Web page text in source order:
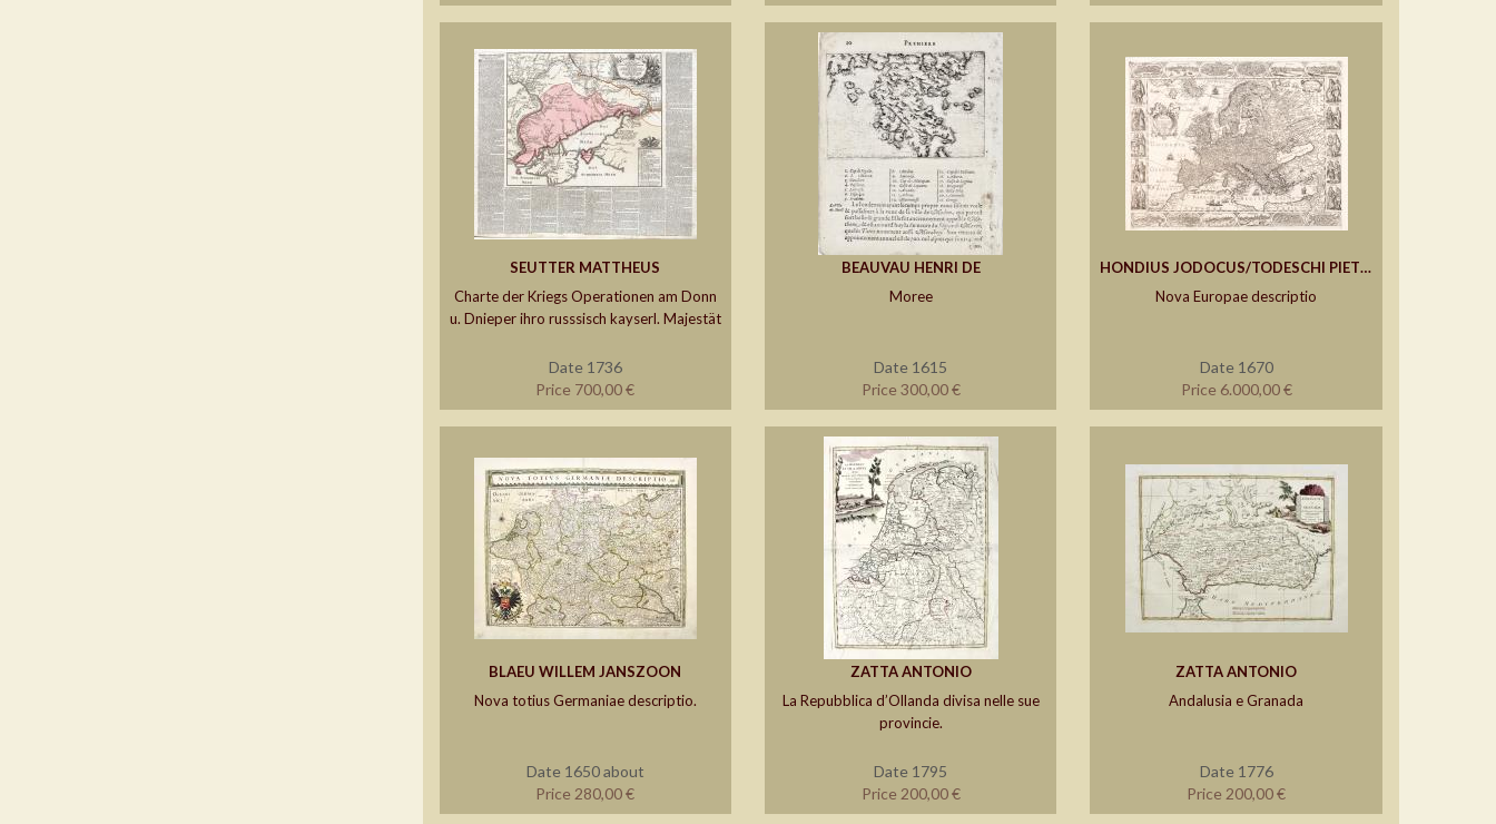
SEUTTER MATTHEUS
Charte der Kriegs Operationen am Donn
u. Dnieper ihro russsisch kayserl. Majestät
Date 1736
Price 700,00 €
BEAUVAU HENRI DE
Moree
Date 1615
Price 300,00 €
HONDIUS JODOCUS/TODESCHI PIETRO
Nova Europae descriptio
Date 1670
Price 6.000,00 €
BLAEU WILLEM JANSZOON
Nova totius Germaniae descriptio.
Date 1650 about
Price 280,00 €
ZATTA ANTONIO
La Repubblica d’Ollanda divisa nelle sue
provincie.
Date 1795
Price 200,00 €
ZATTA ANTONIO
Andalusia e Granada
Date 1776
Price 200,00 €